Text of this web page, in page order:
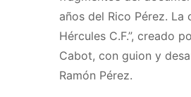
años del Rico Pérez. La
Hércules C.F.”, creado
Cabot, con guion y
Ramón Pérez.